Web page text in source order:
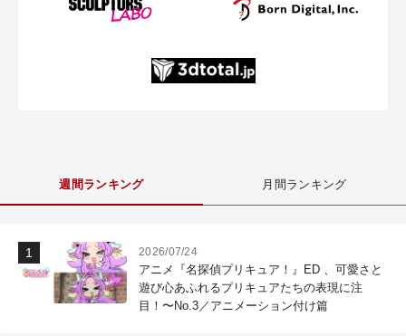
週間ランキング 月間ランキング
2026/07/24
アニメ『名探偵プリキュア！』ED 、可愛さと
遊び心あふれるプリキュアたちの表現に注
目！〜No.3／アニメーション付け篇